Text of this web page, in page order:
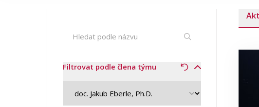
Hledat
Když jsou k dispozici výsledky z našeptávače,
Filtrovat podle člena týmu